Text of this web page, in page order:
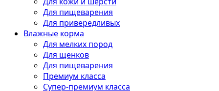
Для пищеварения
Для привередливых
Влажные корма
Для мелких пород
Для щенков
Для пищеварения
Премиум класса
Супер-премиум класса